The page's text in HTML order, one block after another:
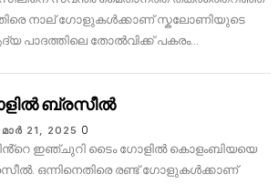
നാല് ഗോളുകൾക്കാണ് സ്കലോണിയുടെ
പാദത്തിലെ തോൽവിക്ക് പകരം…
ബ്രസീൽ
മാര്‍ 21, 2025 0
ഇഞ്ചുറി ടൈം ഗോളിൽ കൊളംബിയയെ
ഒന്നിനെതിരെ രണ്ട് ഗോളുകൾക്കാണ്